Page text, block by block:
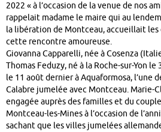
2022 « à l’occasion de la venue de nos
rappelait madame le maire qui au
la libération de Montceau, accueillait
cette rencontre amoureuse.
Giovanna Capparelli, née à Cosenza
Thomas Feduzy, né à la Roche-sur-Yon
le 11 août dernier à Aquaformosa, l’une
Calabre jumelée avec Montceau. Marie-
engagée auprès des familles et du
Montceau-les-Mines à l’occasion de
sachant que les villes jumelées